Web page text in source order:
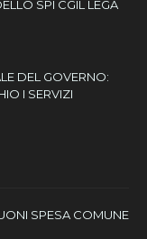
SPI CGIL LEGA
DEL GOVERNO:
I SERVIZI
SPESA COMUNE